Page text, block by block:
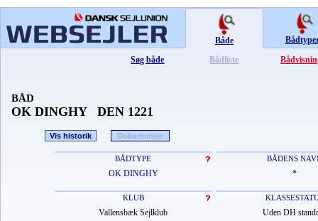
Både
Søg både
Bådliste
BÅD
OK DINGHY DEN 1221
Vis historik Dokumenter
BÅDTYPE BÅDENS
OK DINGHY *
KLUB
Vallensbæk Sejlklub Uden DH